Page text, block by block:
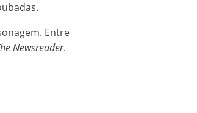
Entre
Newsreader.